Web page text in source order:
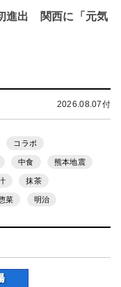
進出 関西に「元気
2026.08.07付
コラボ
中食 熊本地震
抹茶
菜 明治